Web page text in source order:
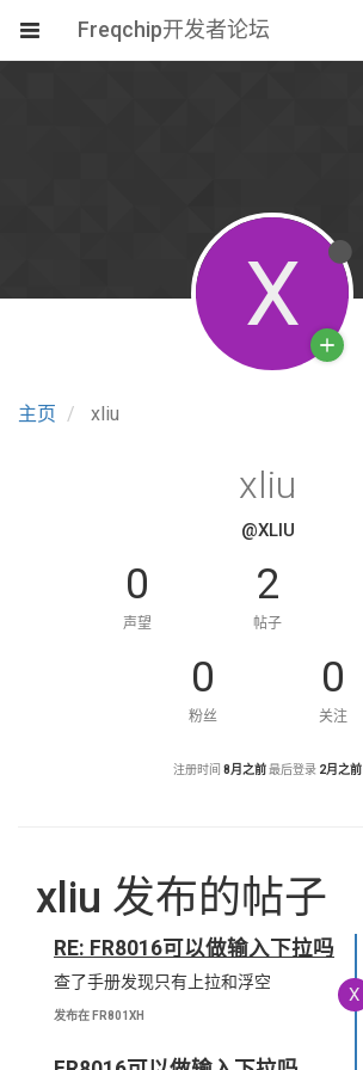
Freqchip开发者论坛
主页 xliu
X
xliu
@XLIU
0
声望
2
帖子
0
粉丝
0
关注
注册时间 8月之前最后登录 2月之前
xliu 发布的帖子
RE: FR8016可以做输入下拉吗
查了手册发现只有上拉和浮空
发布在 FR801XH
X